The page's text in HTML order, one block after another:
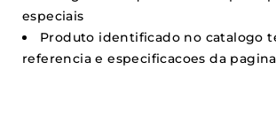
especiais
Produto identificado no catalogo
referencia e especificacoes da